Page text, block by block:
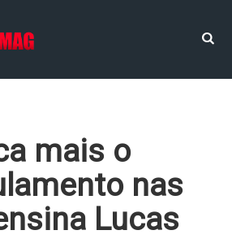
mais o
nas
Lucas